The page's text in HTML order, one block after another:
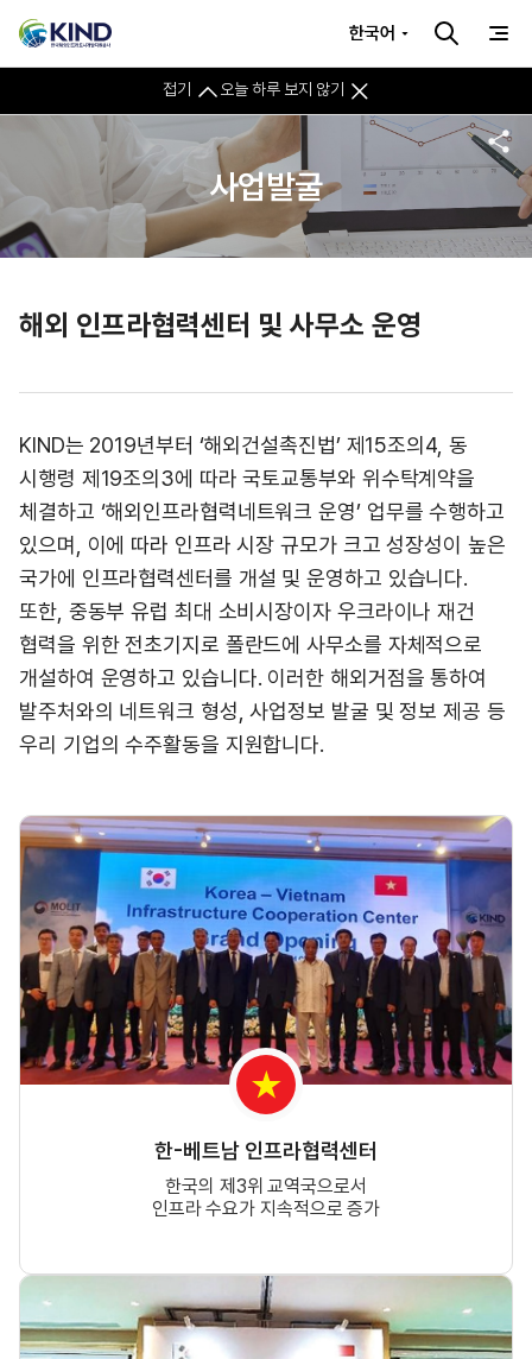
접기 오늘 하루 보지 않기
한국어
사업발굴
해외 인프라협력센터 및 사무소 운영
KIND는 2019년부터 ‘해외건설촉진법’ 제15조의4, 동
시행령 제19조의3에 따라 국토교통부와 위수탁계약을
체결하고 ‘해외인프라협력네트워크 운영’ 업무를 수행하고
있으며, 이에 따라 인프라 시장 규모가 크고 성장성이 높은
국가에 인프라협력센터를 개설 및 운영하고 있습니다.
또한, 중동부 유럽 최대 소비시장이자 우크라이나 재건
협력을 위한 전초기지로 폴란드에 사무소를 자체적으로
개설하여 운영하고 있습니다. 이러한 해외거점을 통하여
발주처와의 네트워크 형성, 사업정보 발굴 및 정보 제공 등
우리 기업의 수주활동을 지원합니다.
한-베트남 인프라협력센터
한국의 제3위 교역국으로서
인프라 수요가 지속적으로 증가